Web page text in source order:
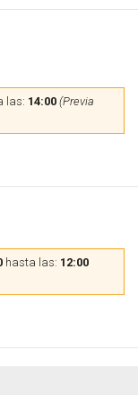
las: 14:00 (Previa
hasta las: 12:00